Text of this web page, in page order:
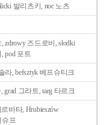
발리츠키, noc 노츠
, zdrowy 즈드로비, słodki
pod 포트
라, befsztyk 베프슈티크
grad 그라트, targ 타르크
르바타, Hrubieszów
슈프